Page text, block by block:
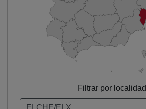
Filtrar por localidad